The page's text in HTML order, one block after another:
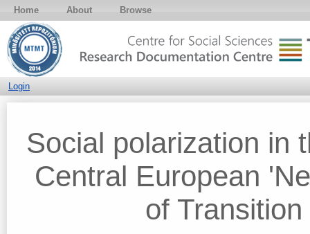
Home About Browse
Login
Social polarization in
Central European
of